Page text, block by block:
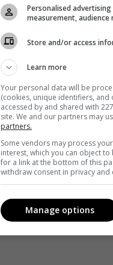
Personalised
measurement, audience
Store and/or access
Learn more
Your personal data will be
(cookies, unique identifiers,
accessed by and shared with
site. We and our partners may
partners.
Some vendors may process
interest, which you can object
for a link at the bottom of this
withdraw consent in privacy and
Manage options